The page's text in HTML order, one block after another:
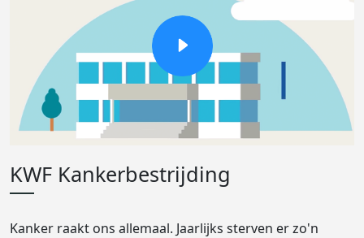
KWF Kankerbestrijding
Kanker raakt ons allemaal. Jaarlijks sterven er zo'n